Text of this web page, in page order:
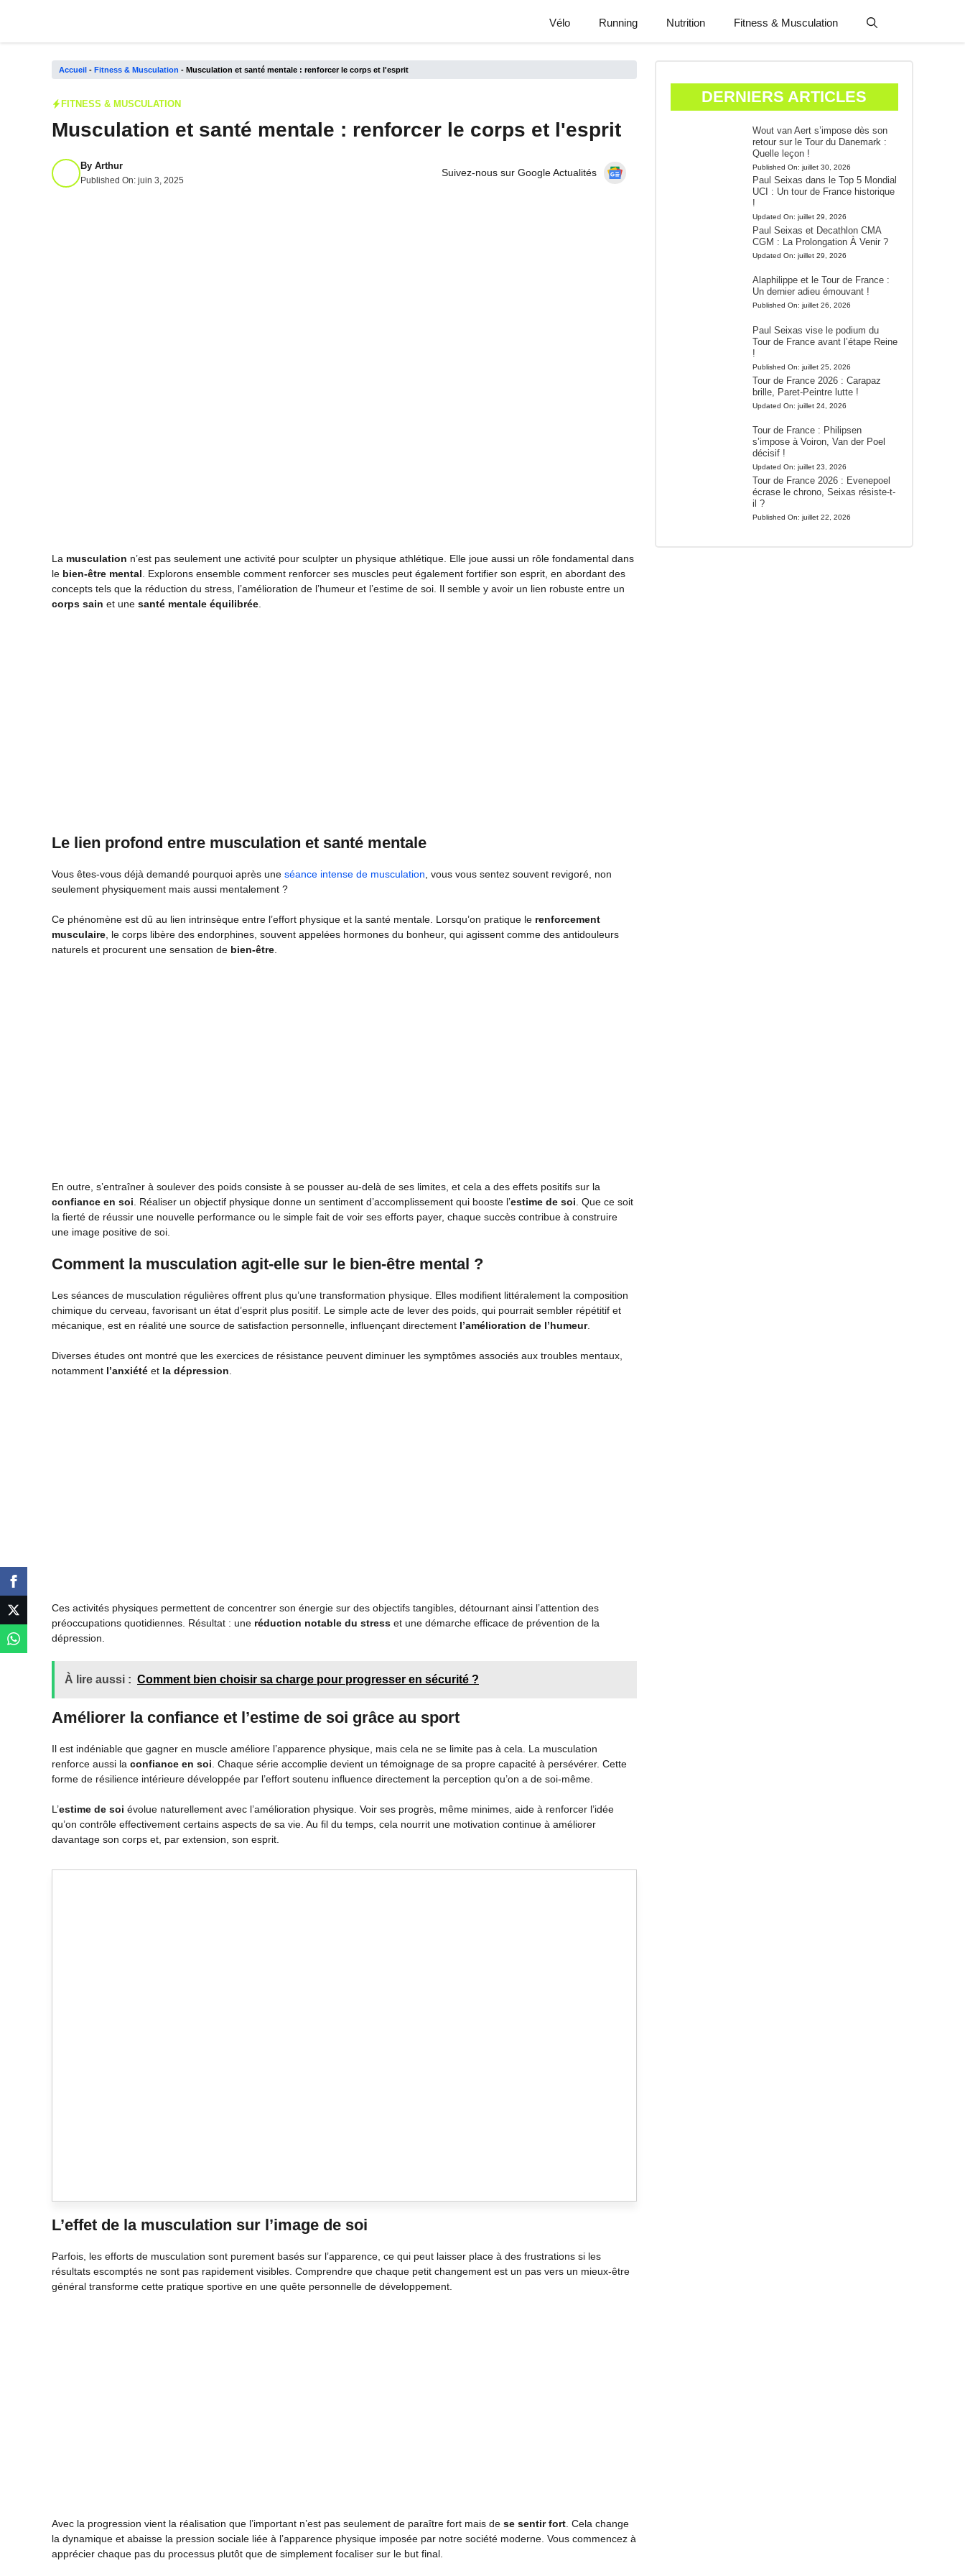
Vélo Running Nutrition Fitness & Musculation
Accueil - Fitness & Musculation - Musculation et santé mentale : renforcer le corps et l'esprit
FITNESS & MUSCULATION
Musculation et santé mentale : renforcer le corps et l'esprit
By Arthur
Published On: juin 3, 2025
Suivez-nous sur Google Actualités
La musculation n’est pas seulement une activité pour sculpter un physique athlétique. Elle joue aussi un rôle fondamental dans
le bien-être mental. Explorons ensemble comment renforcer ses muscles peut également fortifier son esprit, en abordant des
concepts tels que la réduction du stress, l’amélioration de l’humeur et l’estime de soi. Il semble y avoir un lien robuste entre un
corps sain et une santé mentale équilibrée.
Le lien profond entre musculation et santé mentale
Vous êtes-vous déjà demandé pourquoi après une séance intense de musculation, vous vous sentez souvent revigoré, non
seulement physiquement mais aussi mentalement ?
Ce phénomène est dû au lien intrinsèque entre l’effort physique et la santé mentale. Lorsqu’on pratique le renforcement
musculaire, le corps libère des endorphines, souvent appelées hormones du bonheur, qui agissent comme des antidouleurs
naturels et procurent une sensation de bien-être.
En outre, s’entraîner à soulever des poids consiste à se pousser au-delà de ses limites, et cela a des effets positifs sur la
confiance en soi. Réaliser un objectif physique donne un sentiment d’accomplissement qui booste l’estime de soi. Que ce soit
la fierté de réussir une nouvelle performance ou le simple fait de voir ses efforts payer, chaque succès contribue à construire
une image positive de soi.
Comment la musculation agit-elle sur le bien-être mental ?
Les séances de musculation régulières offrent plus qu’une transformation physique. Elles modifient littéralement la composition
chimique du cerveau, favorisant un état d’esprit plus positif. Le simple acte de lever des poids, qui pourrait sembler répétitif et
mécanique, est en réalité une source de satisfaction personnelle, influençant directement l’amélioration de l’humeur.
Diverses études ont montré que les exercices de résistance peuvent diminuer les symptômes associés aux troubles mentaux,
notamment l’anxiété et la dépression.
Ces activités physiques permettent de concentrer son énergie sur des objectifs tangibles, détournant ainsi l’attention des
préoccupations quotidiennes. Résultat : une réduction notable du stress et une démarche efficace de prévention de la
dépression.
À lire aussi : Comment bien choisir sa charge pour progresser en sécurité ?
Améliorer la confiance et l’estime de soi grâce au sport
Il est indéniable que gagner en muscle améliore l’apparence physique, mais cela ne se limite pas à cela. La musculation
renforce aussi la confiance en soi. Chaque série accomplie devient un témoignage de sa propre capacité à persévérer. Cette
forme de résilience intérieure développée par l’effort soutenu influence directement la perception qu’on a de soi-même.
L’estime de soi évolue naturellement avec l’amélioration physique. Voir ses progrès, même minimes, aide à renforcer l’idée
qu’on contrôle effectivement certains aspects de sa vie. Au fil du temps, cela nourrit une motivation continue à améliorer
davantage son corps et, par extension, son esprit.
L’effet de la musculation sur l’image de soi
Parfois, les efforts de musculation sont purement basés sur l’apparence, ce qui peut laisser place à des frustrations si les
résultats escomptés ne sont pas rapidement visibles. Comprendre que chaque petit changement est un pas vers un mieux-être
général transforme cette pratique sportive en une quête personnelle de développement.
Avec la progression vient la réalisation que l’important n’est pas seulement de paraître fort mais de se sentir fort. Cela change
la dynamique et abaisse la pression sociale liée à l’apparence physique imposée par notre société moderne. Vous commencez à
apprécier chaque pas du processus plutôt que de simplement focaliser sur le but final.
DERNIERS ARTICLES
Wout van Aert s’impose dès son
retour sur le Tour du Danemark :
Quelle leçon !
Published On: juillet 30, 2026
Paul Seixas dans le Top 5 Mondial
UCI : Un tour de France historique
!
Updated On: juillet 29, 2026
Paul Seixas et Decathlon CMA
CGM : La Prolongation À Venir ?
Updated On: juillet 29, 2026
Alaphilippe et le Tour de France :
Un dernier adieu émouvant !
Published On: juillet 26, 2026
Paul Seixas vise le podium du
Tour de France avant l’étape Reine
!
Published On: juillet 25, 2026
Tour de France 2026 : Carapaz
brille, Paret-Peintre lutte !
Updated On: juillet 24, 2026
Tour de France : Philipsen
s’impose à Voiron, Van der Poel
décisif !
Updated On: juillet 23, 2026
Tour de France 2026 : Evenepoel
écrase le chrono, Seixas résiste-t-
il ?
Published On: juillet 22, 2026